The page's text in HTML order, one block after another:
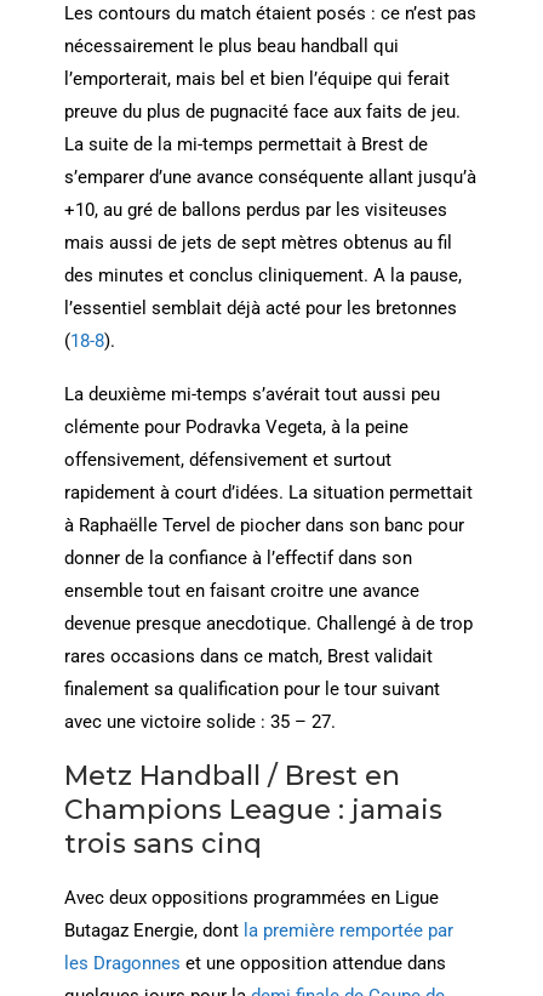
Les contours du match étaient posés : ce n’est pas
nécessairement le plus beau handball qui
l’emporterait, mais bel et bien l’équipe qui ferait
preuve du plus de pugnacité face aux faits de jeu.
La suite de la mi-temps permettait à Brest de
s’emparer d’une avance conséquente allant jusqu’à
+10, au gré de ballons perdus par les visiteuses
mais aussi de jets de sept mètres obtenus au fil
des minutes et conclus cliniquement. A la pause,
l’essentiel semblait déjà acté pour les bretonnes
(18-8).
La deuxième mi-temps s’avérait tout aussi peu
clémente pour Podravka Vegeta, à la peine
offensivement, défensivement et surtout
rapidement à court d’idées. La situation permettait
à Raphaëlle Tervel de piocher dans son banc pour
donner de la confiance à l’effectif dans son
ensemble tout en faisant croitre une avance
devenue presque anecdotique. Challengé à de trop
rares occasions dans ce match, Brest validait
finalement sa qualification pour le tour suivant
avec une victoire solide : 35 – 27.
Metz Handball / Brest en
Champions League : jamais
trois sans cinq
Avec deux oppositions programmées en Ligue
Butagaz Energie, dont la première remportée par
les Dragonnes et une opposition attendue dans